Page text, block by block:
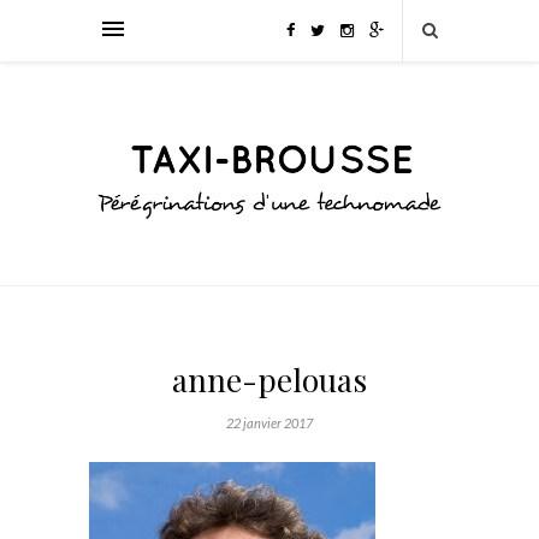
anne-pelouas
22 janvier 2017